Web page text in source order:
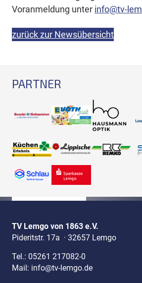
Voranmeldung unter info@tv-
zurück zur Newsübersicht
PARTNER
TV Lemgo von 1863 e.V.
Pideritstr. 17a · 32657 Lemgo
Tel.: 05261 217082-0
Mail: info@tv-lemgo.de